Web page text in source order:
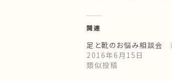
関連
足と靴のお悩み相談
2016年6月15日
類似投稿